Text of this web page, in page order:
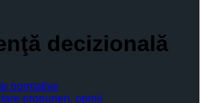
decizională
normative
propuneri, opinii